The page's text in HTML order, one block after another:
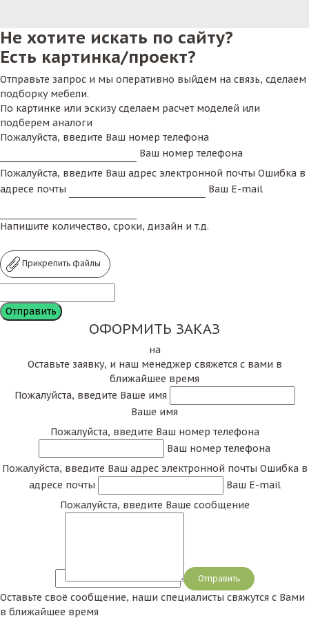
Не хотите искать по сайту?
Есть картинка/проект?
Отправьте запрос и мы оперативно выйдем на связь, сделаем
подборку мебели.
По картинке или эскизу сделаем расчет моделей или
подберем аналоги
Пожалуйста, введите Ваш номер телефона
Ваш номер телефона
Пожалуйста, введите Ваш адрес электронной почты Ошибка в
адресе почты
Ваш E-mail
Напишите количество, сроки, дизайн и т.д.
Прикрепить файлы
ОФОРМИТЬ ЗАКАЗ
на
Оставьте заявку, и наш менеджер свяжется с вами в
ближайшее время
Пожалуйста, введите Ваше имя
Ваше имя
Пожалуйста, введите Ваш номер телефона
Ваш номер телефона
Пожалуйста, введите Ваш адрес электронной почты Ошибка в
адресе почты
Ваш E-mail
Пожалуйста, введите Ваше сообщение
Сообщение
Оставьте своё сообщение, наши специалисты свяжутся с Вами
в ближайшее время